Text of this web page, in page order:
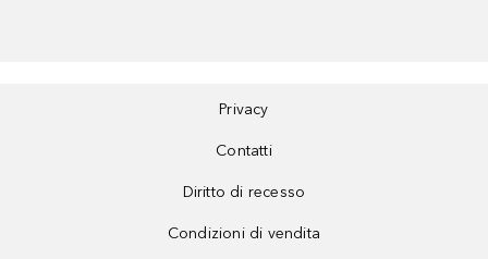
Privacy
Contatti
Diritto di recesso
Condizioni di vendita